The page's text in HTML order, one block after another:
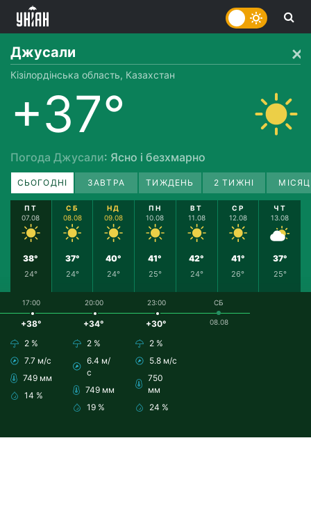
Джусали
Кізілордінська область, Казахстан
+37°
Погода Джусали: Ясно і безхмарно
СЬОГОДНІ ЗАВТРА ТИЖДЕНЬ 2 ТИЖНІ
ПТ
07.08
38°
24°
СБ
08.08
37°
24°
НД
09.08
40°
24°
ПН
10.08
41°
25°
ВТ
11.08
42°
24°
СР
12.08
41°
26°
ЧТ
13.08
37°
25°
17:00
+38°
2 %
7.7 м/с
749 мм
14 %
20:00
+34°
2 %
6.4 м/
с
749 мм
19 %
23:00
+30°
2 %
5.8 м/с
750
мм
24 %
СБ
08.08